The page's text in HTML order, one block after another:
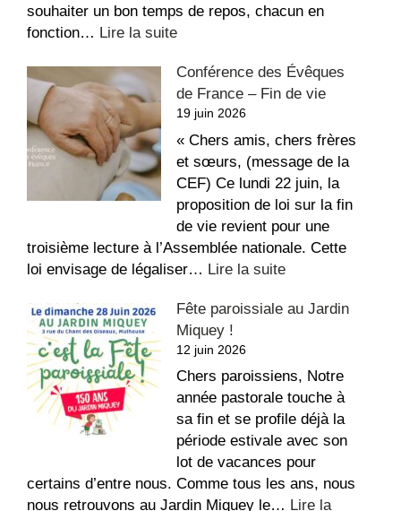
souhaiter un bon temps de repos, chacun en
fonction… Lire la suite:
recette
du
repos,
bon
été
!
Conférence des Évêques
de France – Fin de vie
19 juin 2026
« Chers amis, chers frères
et sœurs, (message de la
CEF) Ce lundi 22 juin, la
proposition de loi sur la fin
de vie revient pour une
troisième lecture à l’Assemblée nationale. Cette
loi envisage de légaliser… Lire la suite:
des
France
–
Fin
de
vie
Fête paroissiale au Jardin
Miquey !
12 juin 2026
Chers paroissiens, Notre
année pastorale touche à
sa fin et se profile déjà la
période estivale avec son
lot de vacances pour
certains d’entre nous. Comme tous les ans, nous
nous retrouvons au Jardin Miquey le… Lire la